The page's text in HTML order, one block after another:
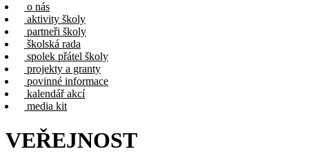
o nás
aktivity školy
partneři školy
školská rada
spolek přátel školy
projekty a granty
povinné informace
kalendář akcí
media kit
VEŘEJNOST